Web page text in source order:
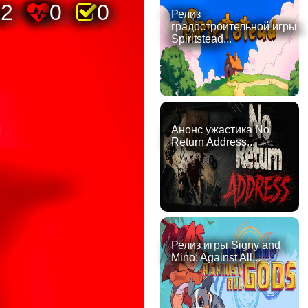
0 0
Релиз
градостроительной игры
Spiritstead...
Анонс ужастика No
Return Address...
Релиз игры Signy and
Mino: Against All...